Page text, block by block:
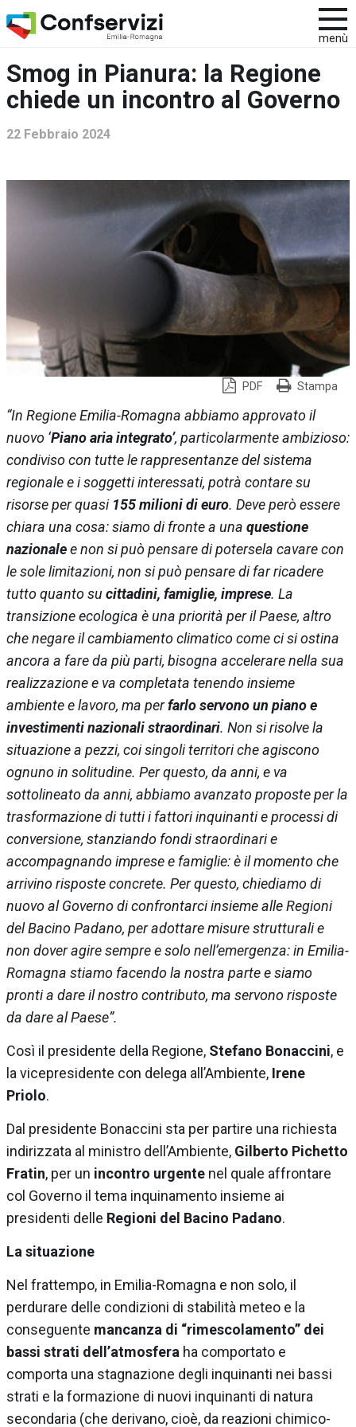
menù
Smog in Pianura: la Regione
chiede un incontro al Governo
22 Febbraio 2024
PDF Stampa
“In Regione Emilia-Romagna abbiamo approvato il
nuovo ‘Piano aria integrato’, particolarmente ambizioso:
condiviso con tutte le rappresentanze del sistema
regionale e i soggetti interessati, potrà contare su
risorse per quasi 155 milioni di euro. Deve però essere
chiara una cosa: siamo di fronte a una questione
nazionalee non si può pensare di potersela cavare con
le sole limitazioni, non si può pensare di far ricadere
tutto quanto su cittadini, famiglie, imprese. La
transizione ecologica è una priorità per il Paese, altro
che negare il cambiamento climatico come ci si ostina
ancora a fare da più parti, bisogna accelerare nella sua
realizzazione e va completata tenendo insieme
ambiente e lavoro, ma perfarlo servono un piano e
investimenti nazionali straordinari. Non si risolve la
situazione a pezzi, coi singoli territori che agiscono
ognuno in solitudine. Per questo, da anni, e va
sottolineato da anni, abbiamo avanzato proposte per la
trasformazione di tutti i fattori inquinanti e processi di
conversione, stanziando fondi straordinari e
accompagnando imprese e famiglie: è il momento che
arrivino risposte concrete. Per questo, chiediamo di
nuovo al Governo di confrontarci insieme alle Regioni
del Bacino Padano, per adottare misure strutturali e
non dover agire sempre e solo nell’emergenza: in Emilia-
Romagna stiamo facendo la nostra parte e siamo
pronti a dare il nostro contributo, ma servono risposte
da dare al Paese”.
Così il presidente della Regione, Stefano Bonaccini, e
la vicepresidente con delega all’Ambiente, Irene
Priolo.
Dal presidente Bonaccini sta per partire una richiesta
indirizzata al ministro dell’Ambiente, Gilberto Pichetto
Fratin, per un incontro urgente nel quale affrontare
col Governo il tema inquinamento insieme ai
presidenti delle Regioni del Bacino Padano.
La situazione
Nel frattempo, in Emilia-Romagna e non solo, il
perdurare delle condizioni di stabilità meteo e la
conseguente mancanza di “rimescolamento” dei
bassi strati dell’atmosfera ha comportato e
comporta una stagnazione degli inquinanti nei bassi
strati e la formazione di nuovi inquinanti di natura
secondaria (che derivano, cioè, da reazioni chimico-